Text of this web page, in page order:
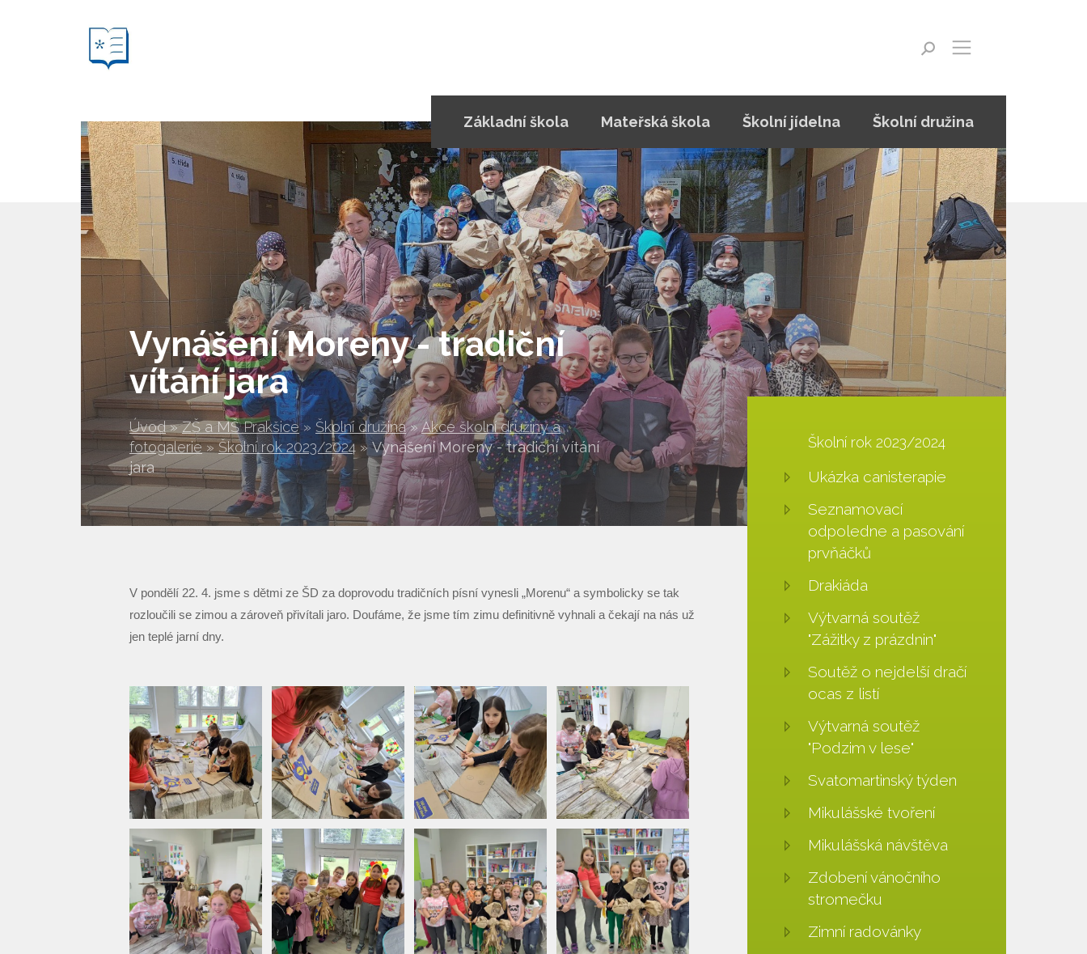
Vynášení Moreny - tradiční
vítání jara
Úvod » ZŠ a MŠ Prakšice » Školní družina »Akce školní družiny a
fotogalerie » Školní rok 2023/2024 » Vynášení Moreny - tradiční vítání
jara
Základní škola Mateřská škola Školní jídelna Školní družina
V pondělí 22. 4. jsme s dětmi ze ŠD za doprovodu tradičních písní vynesli „Morenu“ a symbolicky se tak
rozloučili se zimou a zároveň přivítali jaro. Doufáme, že jsme tím zimu definitivně vyhnali a čekají na nás už
jen teplé jarní dny.
Školní rok 2023/2024
Ukázka canisterapie
Seznamovací
odpoledne a pasování
prvňáčků
Drakiáda
Výtvarná soutěž
"Zážitky z prázdnin"
Soutěž o nejdelší dračí
ocas z listí
Výtvarná soutěž
"Podzim v lese"
Svatomartinský týden
Mikulášské tvoření
Mikulášská návštěva
Zdobení vánočního
stromečku
Zimní radovánky